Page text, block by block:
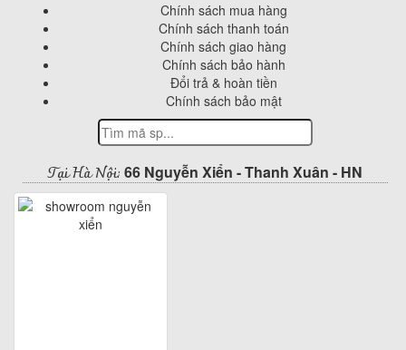
Chính sách mua hàng
Chính sách thanh toán
Chính sách giao hàng
Chính sách bảo hành
Đổi trả & hoàn tiền
Chính sách bảo mật
Tại Hà Nội: 66 Nguyễn Xiển - Thanh Xuân - HN